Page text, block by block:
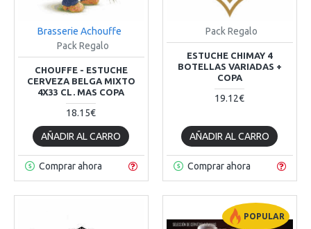
Brasserie Achouffe
Pack Regalo
CHOUFFE - ESTUCHE
CERVEZA BELGA MIXTO
4X33 CL. MAS COPA
18.15€
AÑADIR AL CARRO
Comprar ahora
Pack Regalo
ESTUCHE CHIMAY 4
BOTELLAS VARIADAS +
COPA
19.12€
AÑADIR AL CARRO
Comprar ahora
POPULAR